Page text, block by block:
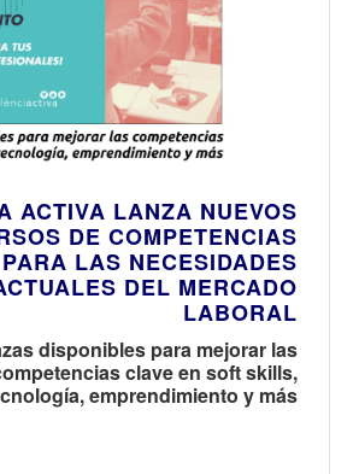
ACTIVA LANZA NUEVOS
DE COMPETENCIAS
LAS NECESIDADES
DEL MERCADO
LABORAL
disponibles para mejorar las
clave en soft skills,
emprendimiento y más